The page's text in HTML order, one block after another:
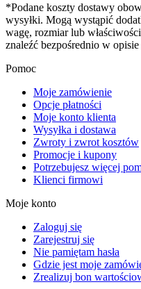
*Podane koszty dostawy
wysyłki. Mogą wystąpić
wagę, rozmiar lub
znaleźć bezpośrednio w
Pomoc
Moje zamówienie
Opcje płatności
Moje konto klienta
Wysyłka i dostawa
Zwroty i zwrot kosztów
Promocje i kupony
Potrzebujesz więcej
Klienci firmowi
Moje konto
Zaloguj się
Zarejestruj się
Nie pamiętam hasła
Gdzie jest moje
Zrealizuj bon